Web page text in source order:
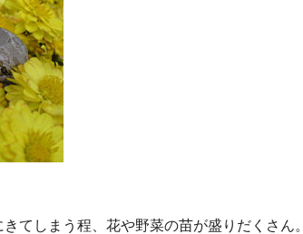
てしまう程、花や野菜の苗が盛りだくさん。